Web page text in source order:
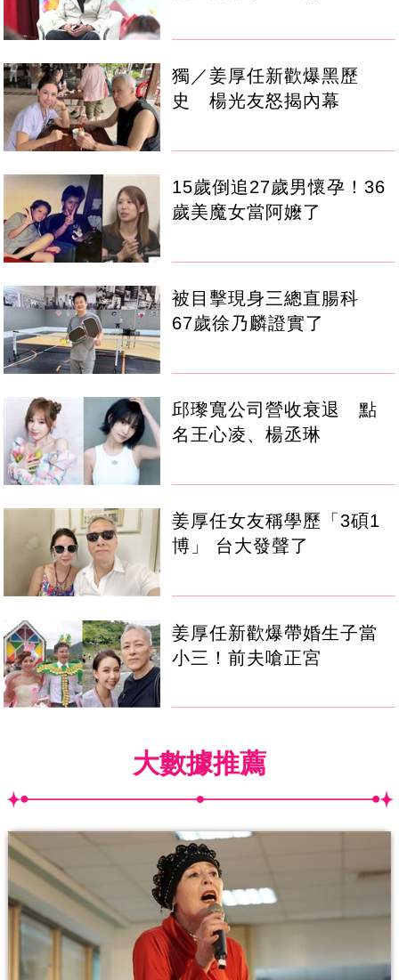
獨／姜厚任新歡爆黑歷
史 楊光友怒揭內幕
15歲倒追27歲男懷孕！36
歲美魔女當阿嬤了
被目擊現身三總直腸科
67歲徐乃麟證實了
邱瓈寬公司營收衰退 點
名王心凌、楊丞琳
姜厚任女友稱學歷「3碩1
博」 台大發聲了
姜厚任新歡爆帶婚生子當
小三！前夫嗆正宮
大數據推薦